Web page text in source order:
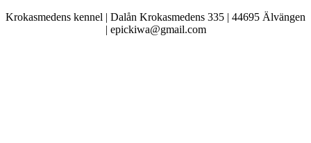
Krokasmedens kennel | Dalån Krokasmedens 335 | 44695 Älvängen
| epickiwa@gmail.com